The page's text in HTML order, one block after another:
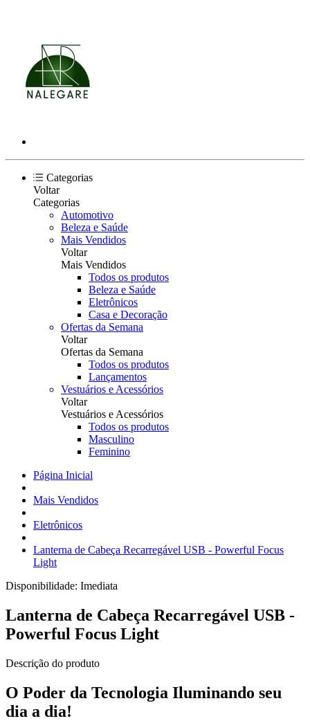
Categorias
Voltar
Categorias
Automotivo
Beleza e Saúde
Mais Vendidos
Voltar
Mais Vendidos
Todos os produtos
Beleza e Saúde
Eletrônicos
Casa e Decoração
Ofertas da Semana
Voltar
Ofertas da Semana
Todos os produtos
Lançamentos
Vestuários e Acessórios
Voltar
Vestuários e Acessórios
Todos os produtos
Masculino
Feminino
Página Inicial
Mais Vendidos
Eletrônicos
Lanterna de Cabeça Recarregável USB - Powerful Focus
Light
Disponibilidade: Imediata
Lanterna de Cabeça Recarregável USB -
Powerful Focus Light
Descrição do produto
O Poder da Tecnologia Iluminando seu
dia a dia!